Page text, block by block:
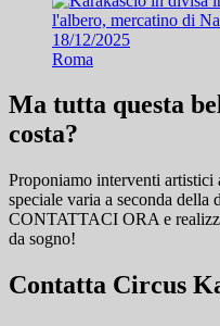
18/12/2025
Roma
Ma tutta questa
costa?
Proponiamo interventi
speciale varia a seconda della
CONTATTACI ORA e
da sogno!
Contatta Circus